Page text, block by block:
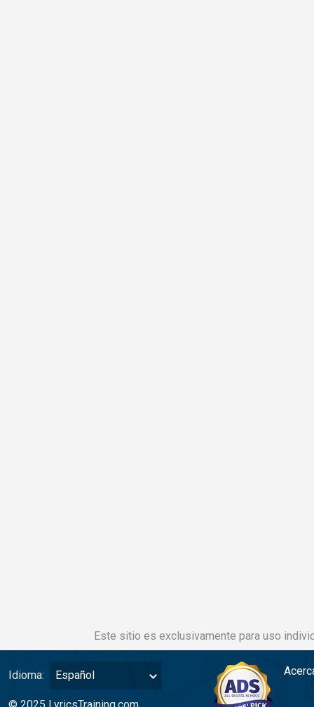
Este sitio es exclusivamente para uso
Idioma: Español